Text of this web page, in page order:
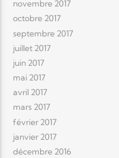
novembre 2017
octobre 2017
septembre 2017
juillet 2017
juin 2017
mai 2017
avril 2017
mars 2017
février 2017
janvier 2017
décembre 2016